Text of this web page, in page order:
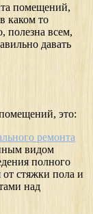
помещений,
каком то
полезна всем,
давать
это:
ремонта
видом
полного
стяжки пола и
над